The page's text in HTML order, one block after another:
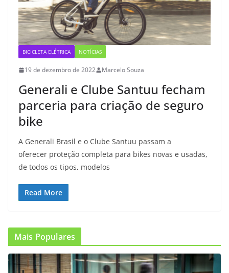
BICICLETA ELÉTRICA NOTÍCIAS
19 de dezembro de 2022 Marcelo Souza
Generali e Clube Santuu fecham
parceria para criação de seguro
bike
A Generali Brasil e o Clube Santuu passam a
oferecer proteção completa para bikes novas e usadas,
de todos os tipos, modelos
Read More
Mais Populares